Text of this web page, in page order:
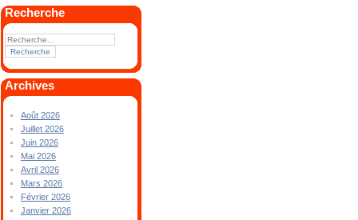
Recherche
Archives
Août 2026
Juillet 2026
Juin 2026
Mai 2026
Avril 2026
Mars 2026
Février 2026
Janvier 2026